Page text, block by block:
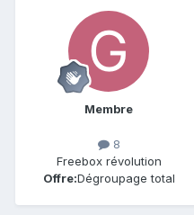
Membre
8
Freebox révolution
Offre:Dégroupage total